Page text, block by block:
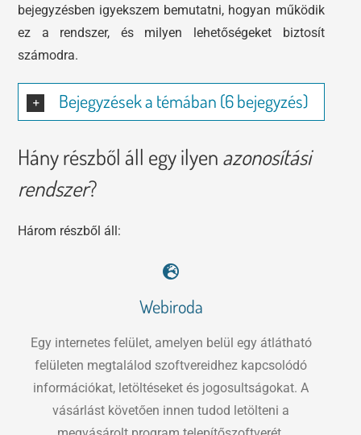
bejegyzésben igyekszem bemutatni, hogyan működik
ez a rendszer, és milyen lehetőségeket biztosít
számodra.
Bejegyzések a témában (6 bejegyzés)
Hány részből áll egy ilyen azonosítási
rendszer?
Három részből áll:
Webiroda
Egy internetes felület, amelyen belül egy átlátható
felületen megtalálod szoftvereidhez kapcsolódó
információkat, letöltéseket és jogosultságokat. A
vásárlást követően innen tudod letölteni a